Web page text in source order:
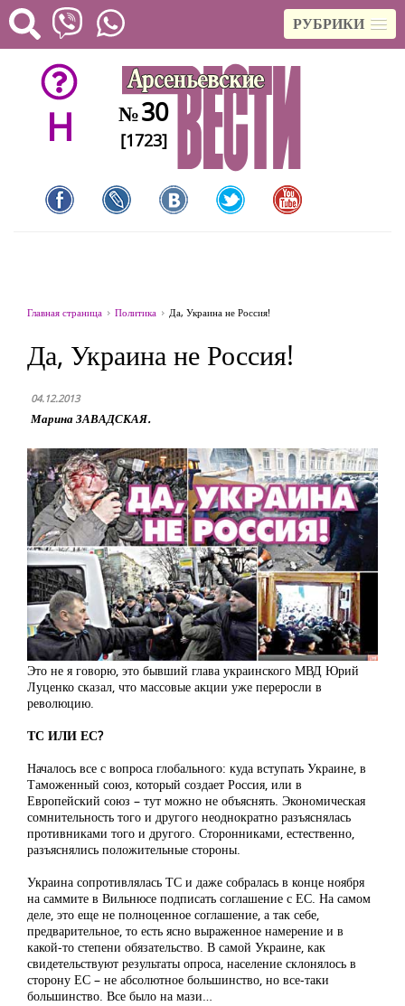
РУБРИКИ
H №30
[1723]
Главная страница Политика Да, Украина не Россия!
Да, Украина не Россия!
04.12.2013
Марина ЗАВАДСКАЯ.
Это не я говорю, это бывший глава украинского МВД Юрий
Луценко сказал, что массовые акции уже переросли в
революцию.
ТС ИЛИ ЕС?
Началось все с вопроса глобального: куда вступать Украине, в
Таможенный союз, который создает Россия, или в
Европейский союз – тут можно не объяснять. Экономическая
сомнительность того и другого неоднократно разъяснялась
противниками того и другого. Сторонниками, естественно,
разъяснялись положительные стороны.
Украина сопротивлялась ТС и даже собралась в конце ноября
на саммите в Вильнюсе подписать соглашение с ЕС. На самом
деле, это еще не полноценное соглашение, а так себе,
предварительное, то есть ясно выраженное намерение и в
какой-то степени обязательство. В самой Украине, как
свидетельствуют результаты опроса, население склонялось в
сторону ЕС – не абсолютное большинство, но все-таки
большинство. Все было на мази…